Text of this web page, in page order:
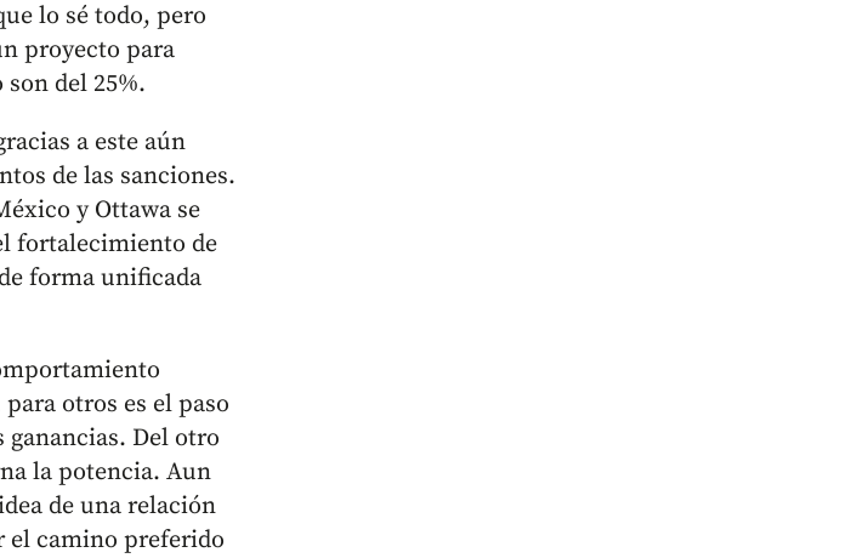
lo sé todo, pero
proyecto para
del 25%.
a este aún
de las sanciones.
y Ottawa se
fortalecimiento de
forma unificada
otros es el paso
Del otro
la potencia. Aun
de una relación
el camino preferido